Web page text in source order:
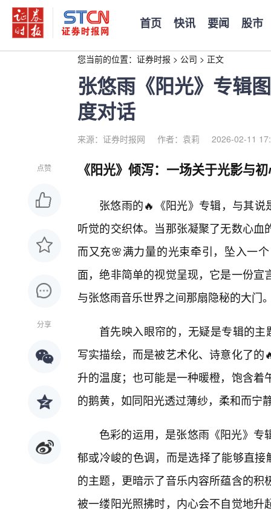
首页 快讯 要闻 股市
您当前的位置： 证券时报 > 公司 > 正文
张悠雨《阳光》专辑
度对话
来源：证券时报网 作者：袁莉 2026-02-11
点赞
分享
《阳光》倾泻：一场关于光影与
张悠雨的🔥《阳光》专辑，与其
听觉的交织体。当那张凝聚了无数心
而又充🌸满力量的光束牵引，坠入一
面，绝非简单的视觉呈现，它是一份
与张悠雨音乐世界之间那扇隐秘的大门
首先映入眼帘的，无疑是专辑的
写实描绘，而是被艺术化、诗意化了
升的温度；也可能是一种暖橙，饱含
的鹅黄，如同阳光透过薄纱，柔和而宁
色彩的运用，是张悠雨《阳光》专
郁或冷峻的色调，而是选择了能够直
的主题，更暗示了音乐内容所蕴含的
被一缕阳光照拂时，内心会不自觉地